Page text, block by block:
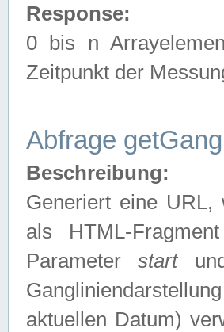
Response:
0 bis n
Zeitpunkt der
Abfrage
Beschreibung:
Generiert eine URL,
als HTML-
Parameterstart
aktuellen Datum)